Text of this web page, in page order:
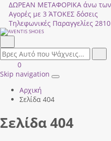
ΔΩΡΕΑΝ ΜΕΤΑΦΟΡΙΚΑ άνω των
Αγορές με 3 ΆΤΟΚΕΣ δόσεις
Τηλεφωνικές Παραγγελίες
field.search
Είσοδος
|
ΚΑΛΑΘΙ
ΑΓΟΡΩΝ
0
Skip navigation
Toggle
Αρχική
Σελίδα 404
Σελίδα 404